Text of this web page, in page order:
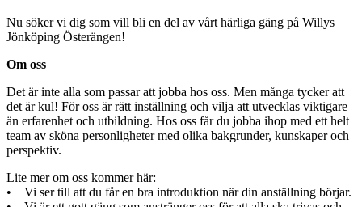
Nu söker vi dig som vill bli en del av vårt härliga gäng på Willys
Jönköping Österängen!
Om oss
Det är inte alla som passar att jobba hos oss. Men många tycker att
det är kul! För oss är rätt inställning och vilja att utvecklas viktigare
än erfarenhet och utbildning. Hos oss får du jobba ihop med ett helt
team av sköna personligheter med olika bakgrunder, kunskaper och
perspektiv.
Lite mer om oss kommer här:
• Vi ser till att du får en bra introduktion när din anställning börjar.